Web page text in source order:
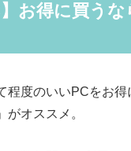
】お得に買う
程度のいいPCをお得
がオススメ。